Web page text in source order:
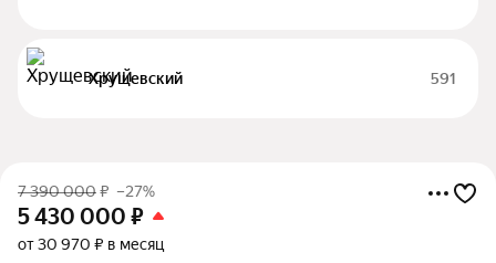
Хрущевский 591
7 390 000₽ –27%
5 430 000 ₽
от 30 970 ₽ в месяц